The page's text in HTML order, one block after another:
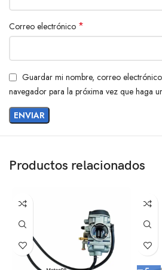
Correo electrónico *
Guardar mi nombre, correo
navegador para la próxima vez que haga
Productos relacionados